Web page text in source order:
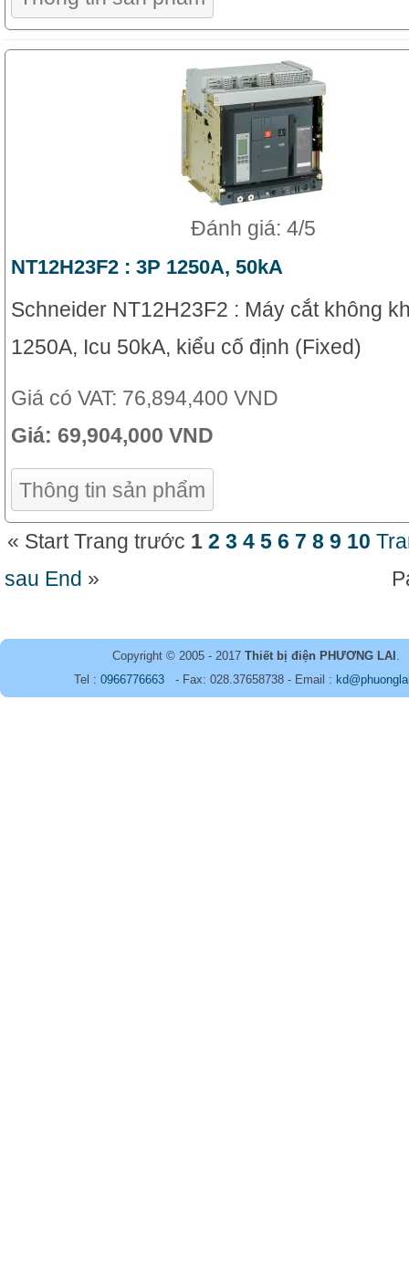
Đánh giá: 4/5
NT12H23F2 : 3P 1250A, 50kA
Schneider NT12H23F2 : Máy cắt không
1250A, Icu 50kA, kiểu cố định (Fixed)
Giá có VAT: 76,894,400 VND
Giá: 69,904,000 VND
Thông tin sản phẩm
« Start Trang trước 1 2 3 4 5 6 7 8 9 10
sau End »
Copyright © 2005 - 2017 Thiết bị điện PHƯƠNG LAI .
Tel : 0966776663 - Fax: 028.37658738 - Email :